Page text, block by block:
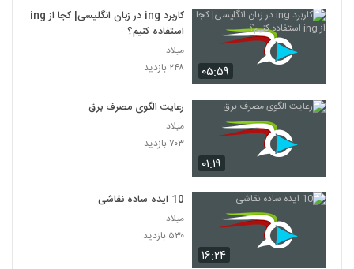
۰۵:۵۹
کاربرد ing در زبان انگلیسی| کجا از ing
استفاده کنیم؟
میلاد
۲۴۸ بازدید
۰۱:۱۹
رعایت الگوی مصرف برق
میلاد
۷۰۳ بازدید
۱۶:۲۴
10 ایده ساده نقاشی
میلاد
۵۳۰ بازدید